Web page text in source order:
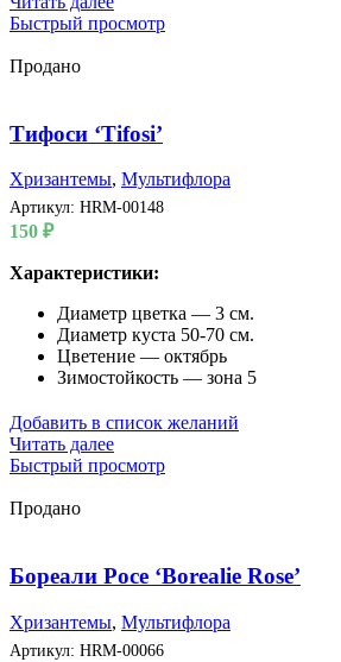
Быстрый просмотр
Продано
Тифоси ‘Tifosi’
Хризантемы, Мультифлора
Артикул: HRM-00148
150 ₽
Характеристики:
Диаметр цветка — 3 см.
Диаметр куста 50-70 см.
Цветение — октябрь
Зимостойкость — зона 5
Добавить в список желаний
Читать далее
Быстрый просмотр
Продано
Бореали Росе ‘Borealie Rose’
Хризантемы, Мультифлора
Артикул: HRM-00066